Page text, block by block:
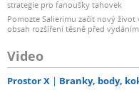
strategie pro fanoušky tahovek
Pomozte Salierimu začít nový
obsah rozšíření těsně před vydáním
Video
Prostor X Branky, body,